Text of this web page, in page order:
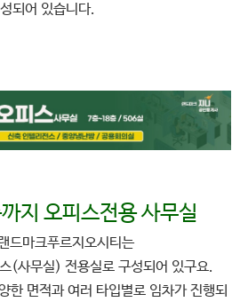
되어 있습니다.
지 오피스전용 사무실
드마크푸르지오시티는
(사무실) 전용실로 구성되어 있구요.
한 면적과 여러 타입별로 임차가 진행되